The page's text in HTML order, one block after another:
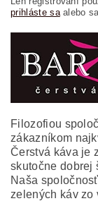
prihláste saalebo
Filozofiou
zákazníkom
Čerstvá káva je
skutočne dobrej
Naša
zelených káv zo